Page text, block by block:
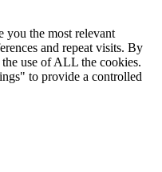
you the most relevant
and repeat visits. By
use of ALL the cookies.
to provide a controlled